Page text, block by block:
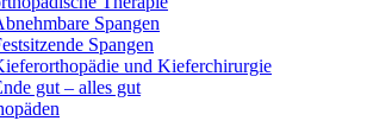
Spangen
Spangen
und Kieferchirurgie
gut – alles gut